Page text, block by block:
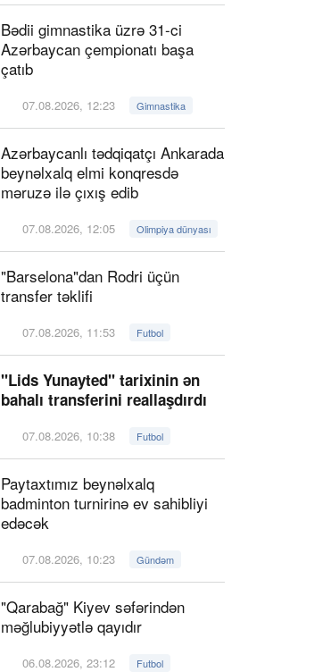
Bədii gimnastika üzrə 31-ci
Azərbaycan çempionatı başa
çatıb
07.08.2026, 12:23 Gimnastika
Azərbaycanlı tədqiqatçı Ankarada
beynəlxalq elmi konqresdə
məruzə ilə çıxış edib
07.08.2026, 12:05 Olimpiya dünyası
"Barselona"dan Rodri üçün
transfer təklifi
07.08.2026, 11:53 Futbol
"Lids Yunayted" tarixinin ən
bahalı transferini reallaşdırdı
07.08.2026, 10:38 Futbol
Paytaxtımız beynəlxalq
badminton turnirinə ev sahibliyi
edəcək
07.08.2026, 10:23 Gündəm
"Qarabağ" Kiyev səfərindən
məğlubiyyətlə qayıdır
06.08.2026, 23:12 Futbol